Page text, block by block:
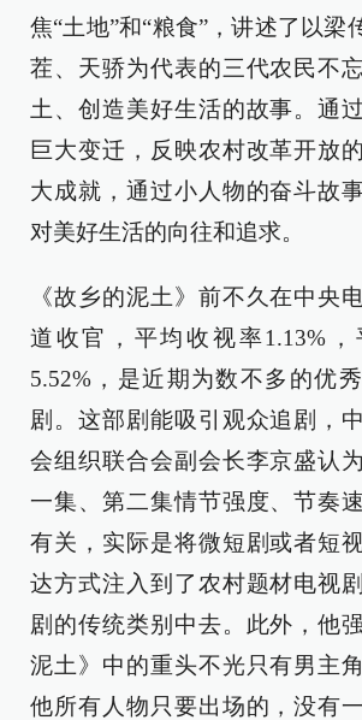
焦“土地”和“粮食”，讲述了以梁
茬、天骄为代表的三代农民不
土、创造美好生活的故事。通
巨大变迁，反映农村改革开放
大成就，通过小人物的奋斗故
对美好生活的向往和追求。
《故乡的泥土》前不久在中央
道收官，平均收视率1.13%
5.52%，是近期为数不多的优
剧。这部剧能吸引观众追剧，
会组织联合会副会长李京盛认
一集、第二集情节强度、节奏
有关，实际是将微短剧或者短
达方式注入到了农村题材电视
剧的传统类别中去。此外，他
泥土》中的重头不光只有男主
他所有人物只要出场的，没有